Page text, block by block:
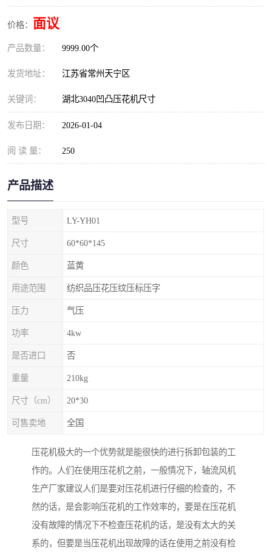
价格： 面议
产品数量： 9999.00个
发货地址： 江苏省常州天宁区
关键词： 湖北3040凹凸压花机尺寸
发布日期： 2026-01-04
阅 读 量： 250
产品描述
型号 LY-YH01
尺寸 60*60*145
颜色 蓝黄
用途范围 纺织品压花压纹压标压字
压力 气压
功率 4kw
是否进口 否
重量 210kg
尺寸（cm） 20*30
可售卖地 全国
压花机极大的一个优势就是能很快的进行拆卸包装的工
作的。人们在使用压花机之前，一般情况下，轴流风机
生产厂家建议人们是要对压花机进行仔细的检查的，不
然的话，是会影响压花机的工作效率的，要是在压花机
没有故障的情况下不检查压花机的话，是没有太大的关
系的，但要是当压花机出现故障的话在使用之前没有检